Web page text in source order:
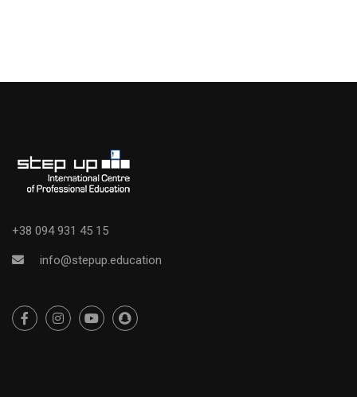
+38 094 931 45 15
info@stepup.education